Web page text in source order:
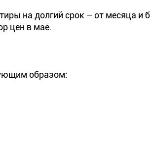
на долгий срок – от месяца и
цен в мае.
образом: